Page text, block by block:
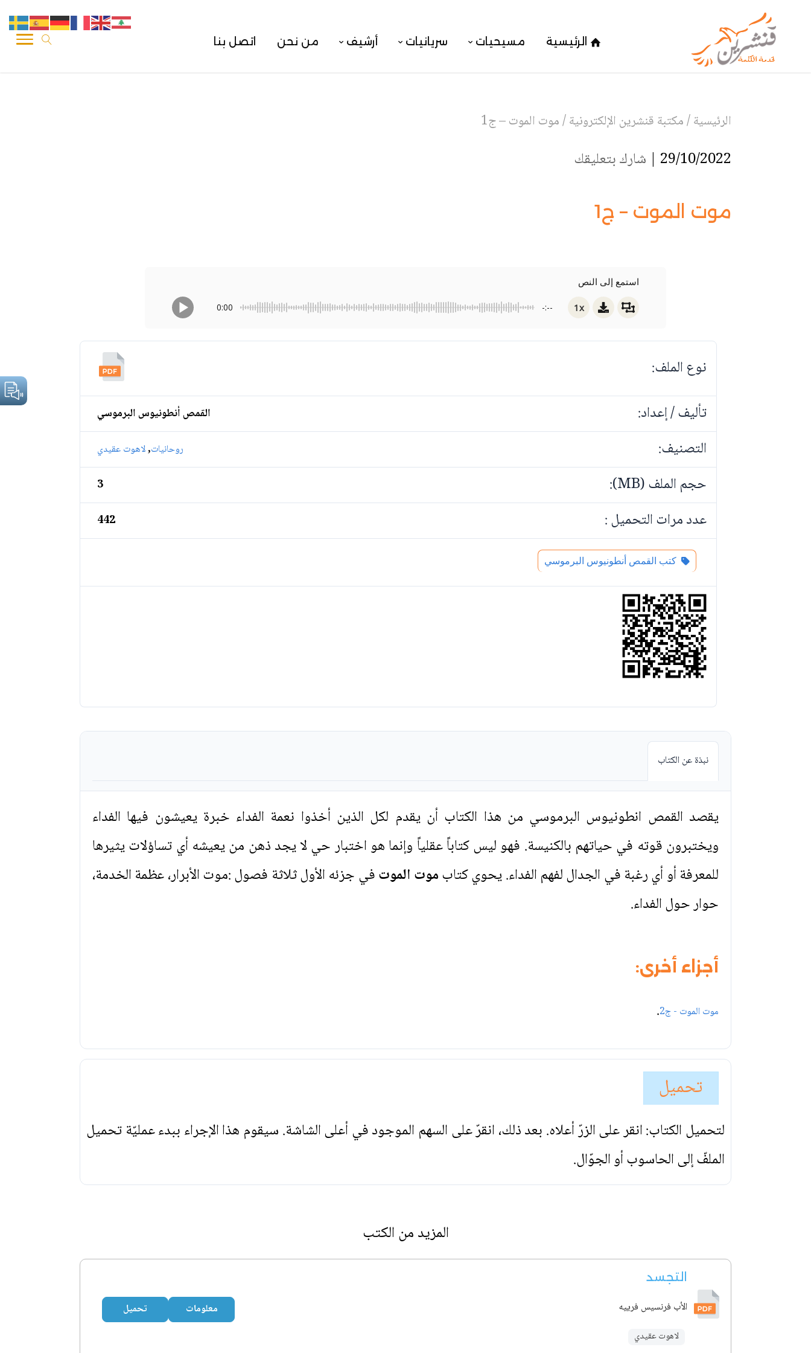
الرئيسية مسيحيات سريانيات أرشيف من نحن اتصل بنا
الرئيسية/مكتبة قنشرين الإلكترونية/موت الموت – ج1
29/10/2022 | شارك بتعليقك
موت الموت – ج1
استمع إلى النص
0:00 -:-- 1x
نوع الملف:
تأليف / إعداد:
القمص أنطونيوس البرموسي
التصنيف: روحانيات,لاهوت عقيدي
حجم الملف (MB): 3
عدد مرات التحميل : 442
كتب القمص أنطونيوس البرموسي
نبذة عن الكتاب
يقصد القمص انطونيوس البرموسي من هذا الكتاب أن يقدم لكل الذين أخذوا نعمة الفداء خبرة يعيشون فيها الفداء
ويختبرون قوته في حياتهم بالكنيسة. فهو ليس كتاباً عقلياً وإنما هو اختبار حي لا يجد ذهن من يعيشه أي تساؤلات يثيرها
للمعرفة أو أي رغبة في الجدال لفهم الفداء. يحوي كتابموت الموتفي جزئه الأول ثلاثة فصول :موت الأبرار، عظمة الخدمة،
حوار حول الفداء.
أجزاء أخرى:
موت الموت - ج2 .
تحميل
لتحميل الكتاب: انقر على الزرّ أعلاه. بعد ذلك، انقرّ على السهم الموجود في أعلى الشاشة. سيقوم هذا الإجراء ببدء عمليّة تحميل
الملفّ إلى الحاسوب أو الجوّال.
المزيد من الكتب
التجسد
الأب فرنسيس فرييه
لاهوت عقيدي
معلومات تحميل